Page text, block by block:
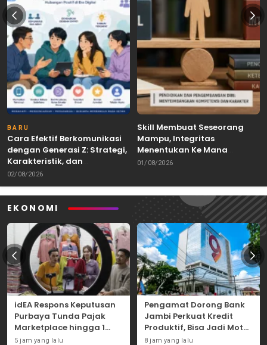
BARU
Cara Efektif Berkomunikasi
dengan Generasi Z: Strategi,
Karakteristik, dan
Tantangannya
02/08/2026
Skill Membuat Seseorang
Mampu, Integritas
Menentukan Ke Mana
Kemampuan Itu Dibawa
01/08/2026
EKONOMI
idEA Respons Keputusan
Purbaya Tunda Pajak
Marketplace hingga 1
November 2026
5 jam yang lalu
Pengamat Dorong Bank
Jambi Perkuat Kredit
Produktif, Bisa Jadi Motor
Ekonomi Daerah
8 jam yang lalu